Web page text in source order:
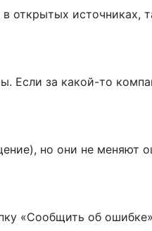
открытых источниках,
Если за какой-то
но они не меняют
«Сообщить об